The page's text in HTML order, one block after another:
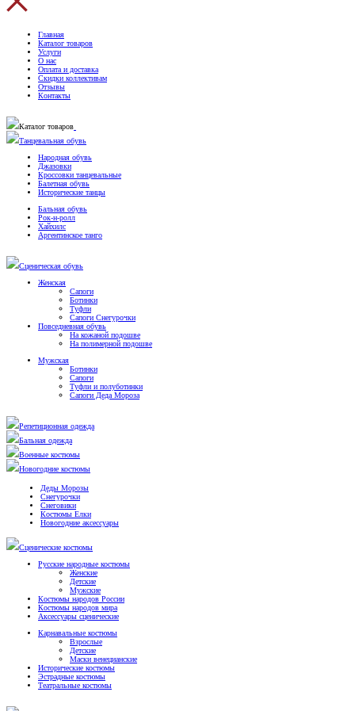
Главная
Каталог товаров
Услуги
О нас
Оплата и доставка
Скидки коллективам
Отзывы
Контакты
Каталог товаров
Танцевальная обувь
Народная обувь
Джазовки
Кроссовки танцевальные
Балетная обувь
Исторические танцы
Бальная обувь
Рок-н-ролл
Хайхилс
Аргентинское танго
Сценическая обувь
Женская
Сапоги
Ботинки
Туфли
Сапоги Снегурочки
Повседневная обувь
На кожаной подошве
На полимерной подошве
Мужская
Ботинки
Сапоги
Туфли и полуботинки
Сапоги Деда Мороза
Репетиционная одежда
Бальная одежда
Военные костюмы
Новогодние костюмы
Деды Морозы
Снегурочки
Снеговики
Костюмы Елки
Новогодние аксессуары
Сценические костюмы
Русские народные костюмы
Женские
Детские
Мужские
Костюмы народов России
Костюмы народов мира
Аксессуары сценические
Карнавальные костюмы
Взрослые
Детские
Маски венецианские
Исторические костюмы
Эстрадные костюмы
Театральные костюмы